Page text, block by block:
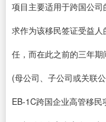
项目主要适用于跨国公
求作为该移民签证受益
任，而在此之前的三年
(母公司、子公司或关联
EB-1C跨国企业高管移